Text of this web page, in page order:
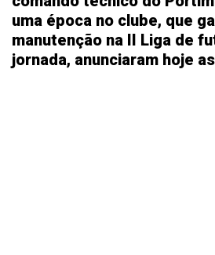
uma época no clube, que
manutenção na II Liga de
jornada, anunciaram hoje